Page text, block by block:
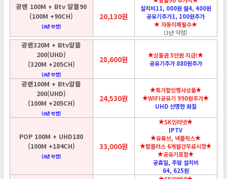
광랜 100M + Btv 알뜰90
(100M +90CH)
(3년 약정)
20,130원
설치비11, 000원 월4, 400원
공유기추가1, 100원추가
자동이체필수
(3년 약정)
광랜320M + Btv알뜰
200(UHD)
(320M +205CH)
(3년 약정)
28,600원
상품권 5만원 지급!
공유기추가 880원추가
광랜100M + Btv알뜰
200(UHD)
(100M +205CH)
(3년 약정)
24,530원
특가할인행사상품
WIFI공유기 990원추가
UHD 선명한 화질
POP 100M + UHD180
(100M +184CH)
(3년 약정)
33,000원
SK인터넷
IPTV
유튜브, 넥플릭스
팝플러스 6개월간무료시청
공유기포함
공휴일, 주말 설치비
64, 625원